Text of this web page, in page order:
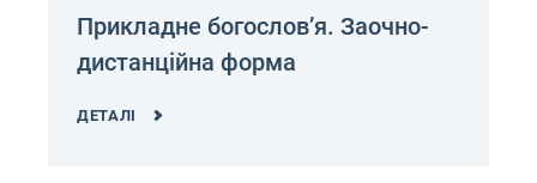
Прикладне богослов’я. Заочно-
дистанційна форма
ДЕТАЛІ